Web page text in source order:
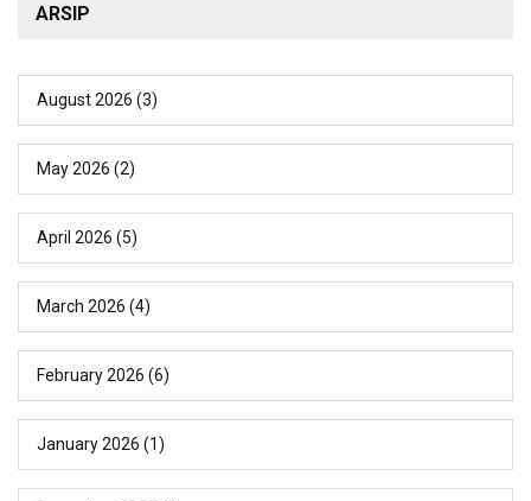
ARSIP
August 2026 (3)
May 2026 (2)
April 2026 (5)
March 2026 (4)
February 2026 (6)
January 2026 (1)